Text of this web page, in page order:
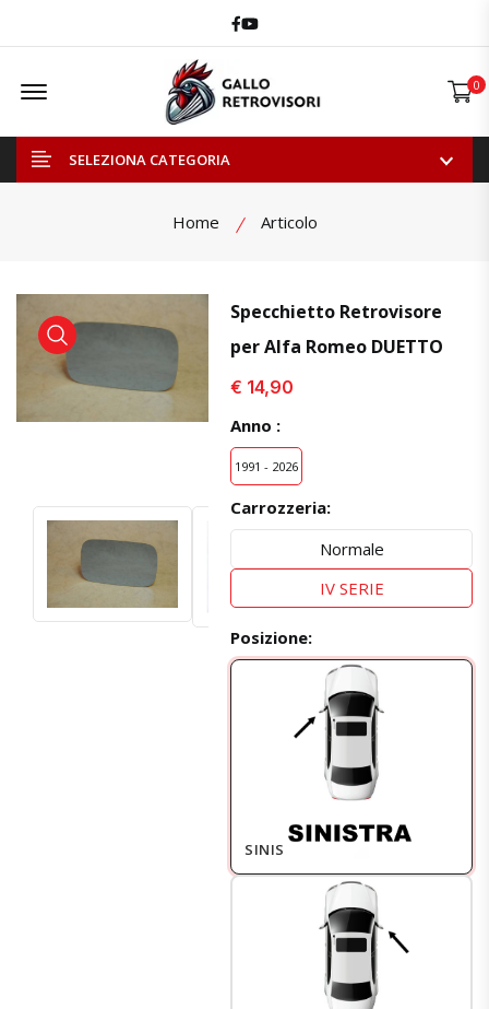
Facebook
Youtube
Offcanvas Menu Open 0
SELEZIONA CATEGORIA
Home Articolo
visualizza prodotto visualizza prodotto
Specchietto Retrovisore
per Alfa Romeo DUETTO
€ 14,90
Anno :
1991 - 2026
Carrozzeria:
Normale
IV SERIE
Posizione:
SINISTRO